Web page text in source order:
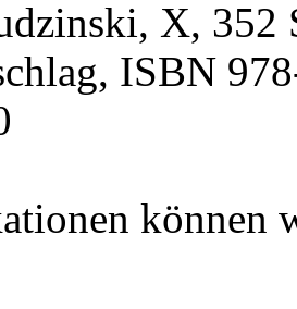
X, 352
ISBN
können